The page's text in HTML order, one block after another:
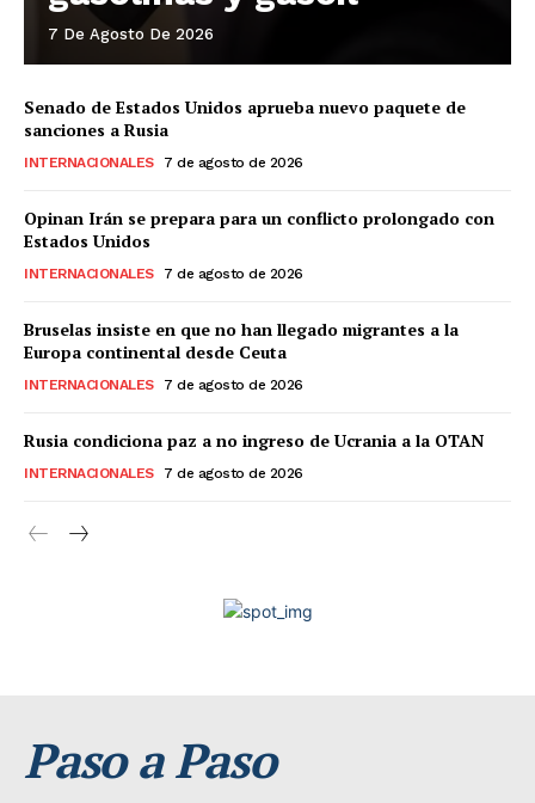
7 De Agosto De 2026
Senado de Estados Unidos aprueba nuevo paquete de
sanciones a Rusia
INTERNACIONALES 7 de agosto de 2026
Opinan Irán se prepara para un conflicto prolongado con
Estados Unidos
INTERNACIONALES 7 de agosto de 2026
Bruselas insiste en que no han llegado migrantes a la
Europa continental desde Ceuta
INTERNACIONALES 7 de agosto de 2026
Rusia condiciona paz a no ingreso de Ucrania a la OTAN
INTERNACIONALES 7 de agosto de 2026
Paso a Paso